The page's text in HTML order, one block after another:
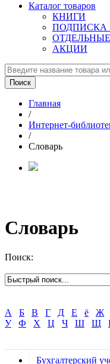
Каталог товаров
КНИГИ
ПОДПИСКА
АКЦИИ
Главная
/
Интернет-
/
Словарь
Словарь
Поиск:
А Б В Г Д Е ё Ж
У
Ф Х Ц Ч Ш Щ
Бухгалтерский